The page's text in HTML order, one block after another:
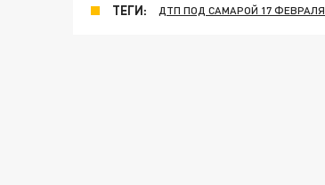
ТЕГИ: ДТП ПОД САМАРОЙ 17 ФЕВРАЛЯ